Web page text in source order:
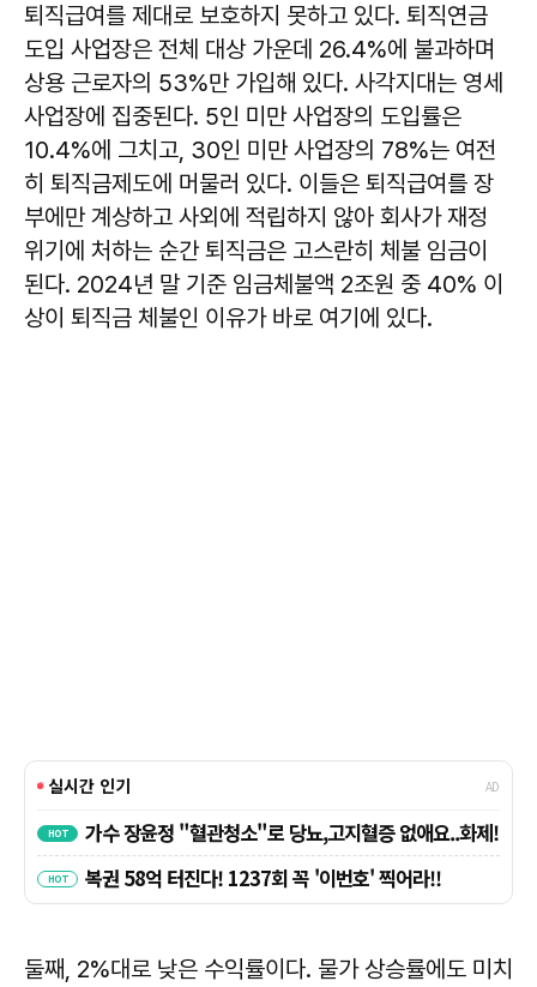
퇴직급여를 제대로 보호하지 못하고 있다. 퇴직연금
도입 사업장은 전체 대상 가운데 26.4%에 불과하며
상용 근로자의 53%만 가입해 있다. 사각지대는 영세
사업장에 집중된다. 5인 미만 사업장의 도입률은
10.4%에 그치고, 30인 미만 사업장의 78%는 여전
히 퇴직금제도에 머물러 있다. 이들은 퇴직급여를 장
부에만 계상하고 사외에 적립하지 않아 회사가 재정
위기에 처하는 순간 퇴직금은 고스란히 체불 임금이
된다. 2024년 말 기준 임금체불액 2조원 중 40% 이
상이 퇴직금 체불인 이유가 바로 여기에 있다.
둘째, 2%대로 낮은 수익률이다. 물가 상승률에도 미치